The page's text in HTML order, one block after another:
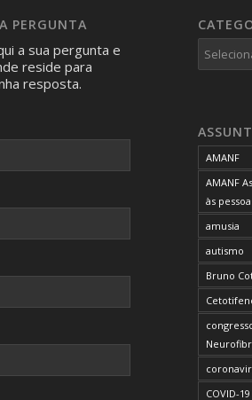
PERGUNTA
a sua pergunta e
reside para
resposta.
Categorias
AMANF
AMANF
às
amusia
autismo
Bruno
COVID-19